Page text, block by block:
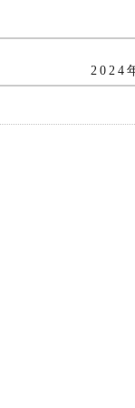
2024